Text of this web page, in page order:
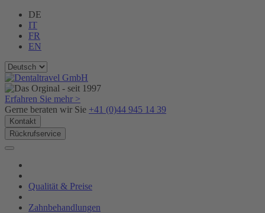
DE
IT
FR
EN
Erfahren Sie mehr >
Gerne beraten wir Sie +41 (0)44 945 14 39
Kontakt
Rückrufservice
Qualität & Preise
Zahnbehandlungen